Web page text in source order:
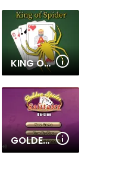
KING OF SPIDER SOLITAIRE
GOLDEN SPIDER SOLITAIRE